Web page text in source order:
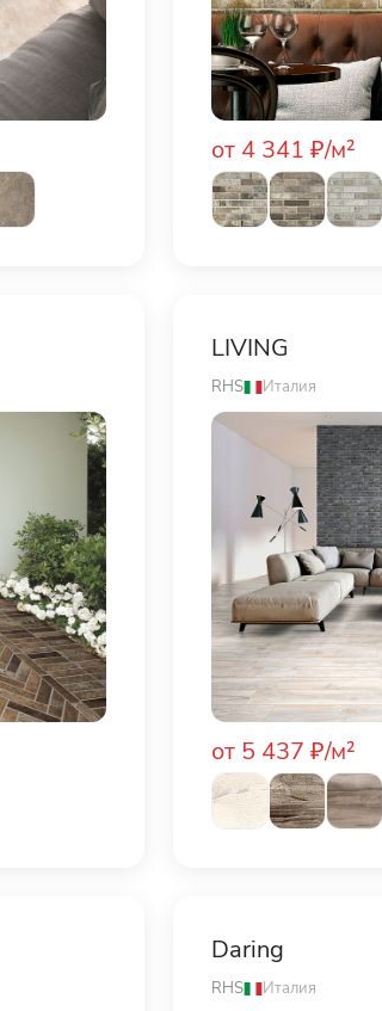
от 4 341 ₽/м²
LIVING
RHS Италия
от 5 437 ₽/м²
Daring
RHS Италия